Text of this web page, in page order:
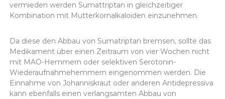
vermieden werden Sumattriptan in gleichzeitiger
Kombination mit Mutterkornalkaloiden einzunehmen.
Da diese den Abbau von Sumatriptan bremsen, sollte das
Medikament über einen Zeitraum von vier Wochen nicht
mit MAO-Hemmern oder selektiven Serotonin-
Wiederaufnahmehemmern eingenommen werden. Die
Einnahme von Johanniskraut oder anderen Antidepressiva
kann ebenfalls einen verlangsamten Abbau von